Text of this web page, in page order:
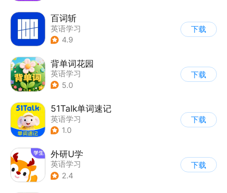
百词斩
英语学习
4.9
下载
背单词花园
英语学习
5.0
下载
51Talk单词速记
英语学习
1.0
下载
外研U学
英语学习
2.4
下载